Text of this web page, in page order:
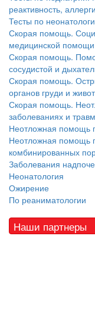
реактивность,
Тесты по
Скорая помощь.
медицинской помощи
Скорая помощь.
сосудистой и
Скорая помощь.
органов груди и
Скорая помощь.
заболеваниях и
Неотложная помощь
Неотложная помощь
комбинированных
Заболевания
Неонатология
Ожирение
По реаниматологии
Наши партнеры